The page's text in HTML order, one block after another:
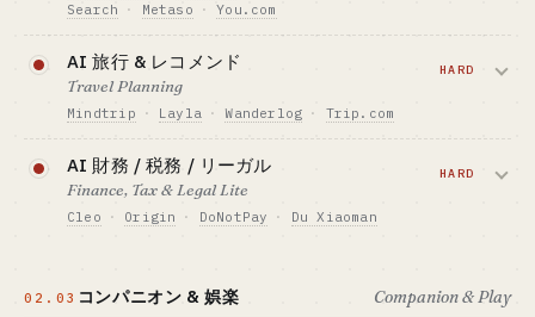
向いている人 · BEST FIT
ひとりエンジニア・ネット感度の高いひとり
・ グローバル展開向き
詳しく読む →
ベンチマーク · BENCHMARK
Wysa が FDA Breakthrough 取得 · Woebot は
De Novo 申請中
向いている人 · BEST FIT
業界経験者の海外展開向き · 国内では規制リ
必要資金の目安 · CAPITAL
GTM · 売り方
PLG サブスク $10-30/月
ベンチマーク · BENCHMARK
向いている人 · BEST FIT
特定の業種ペルソナを狙う PLG 志向のエンジ
ニア
Search
· Metaso · You.com
汎用レイヤーはほぼ閉じています、垂直
検索（学術 / 財務報告 / 法律 / 医療文
献）にはまだ余地。
$4M+
GTM · 売り方
フリーミアム + Pro $20/月
45M
AI 旅行 & レコメンド
Travel Planning
Mindtrip · Layla · Wanderlog · Trip.com
OTA 大手が市場を握っていますが、クル
ーズ・アウトドア・RV などのニッチに
はまだ余地があります。
GTM · 売り方
HARD
AI 財務 / 税務 / リーガル
Finance, Tax & Legal Lite
Cleo · Origin · DoNotPay · Du Xiaoman
イセンス取得も必須です。
HARD
02.03 コンパニオン & 娯楽 Companion & Play